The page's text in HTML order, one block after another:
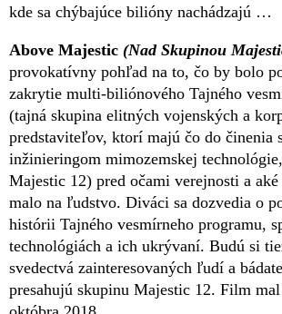
kde sa chýbajúce bilióny nachádzajú …
Above Majestic (Nad Skupinou
provokatívny pohľad na to, čo by bolo
zakrytie multi-biliónového Tajného
(tajná skupina elitných vojenských a
predstaviteľov, ktorí majú čo do činenia
inžinieringom mimozemskej
Majestic 12) pred očami verejnosti a
malo na ľudstvo. Diváci sa dozvedia o
histórii Tajného vesmírneho programu,
technológiách a ich ukrývaní. Budú si
svedectvá zainteresovaných ľudí a
presahujú skupinu Majestic 12. Film